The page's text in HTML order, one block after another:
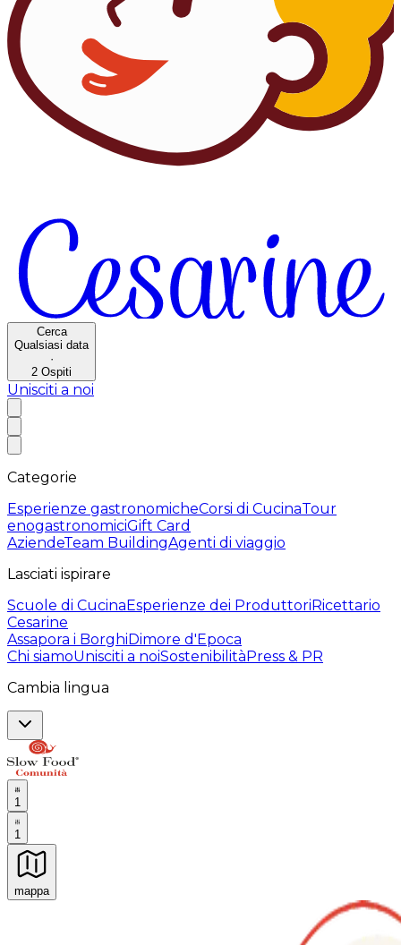
Cerca
Qualsiasi data
·
2 Ospiti
Unisciti a noi
Categorie
Esperienze gastronomicheCorsi di CucinaTour
enogastronomiciGift Card
AziendeTeam BuildingAgenti di viaggio
Lasciati ispirare
Scuole di CucinaEsperienze dei ProduttoriRicettario
Cesarine
Assapora i BorghiDimore d'Epoca
Chi siamoUnisciti a noiSostenibilitàPress & PR
Cambia lingua
1
1
mappa
Esperienze culinarie indimenticabili: Esperienze